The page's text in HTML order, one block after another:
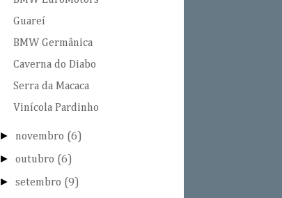
Guareí
BMW Germânica
Caverna do Diabo
Serra da Macaca
Vinícola Pardinho
► novembro (6)
►outubro (6)
►setembro (9)